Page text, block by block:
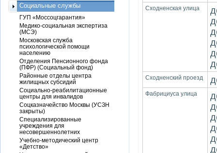
Сходненская улица
Сходненский проезд
Фабрициуса улица
Социальные службы
ГУП «Моссоцгарантия»
Медико-социальная экспертиза
(МСЭ)
Московская служба
психологической помощи
населению
Отделения Пенсионного фонда
(ПФР) (Социальный фонд)
Районные отделы центра
жилищных субсидий
Социально-реабилитационные
центры для инвалидов
Соцказначейство Москвы (УСЗН
закрыты)
Специализированные
учреждения для
несовершеннолетних
Учебно-методический центр
«Детство»